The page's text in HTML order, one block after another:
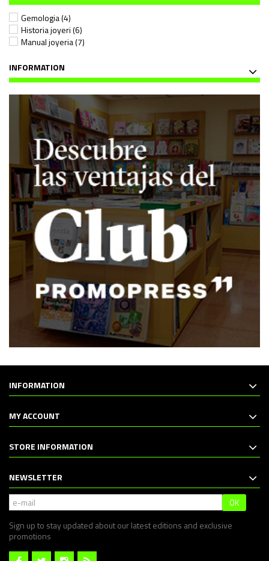
Gemologia(4)
Historia joyeri(6)
Manual joyeria(7)
INFORMATION
INFORMATION
MY ACCOUNT
STORE INFORMATION
NEWSLETTER
OK
Sign up to stay updated about our latest editions and exclusive
promotions